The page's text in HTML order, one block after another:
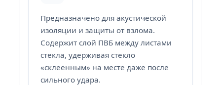
Предназначено для акустической
изоляции и защиты от взлома.
Содержит слой ПВБ между листами
стекла, удерживая стекло
«склеенным» на месте даже после
сильного удара.